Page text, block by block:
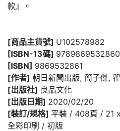
款』。
[商品主貨號] U102578982
[ISBN-13碼] 9789869532860
[ISBN] 9869532861
[作者]
朝日新聞出版,
[出版社] 良品文化
[出版日期] 2020/02/20
[裝訂/規格] 平裝 / 408頁 / 21
全彩印刷 / 初版